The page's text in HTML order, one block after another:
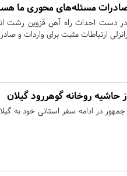
مسئله‌های محوری ما
در دست احداث راه آهن قزوین رشت
ارتباطات مثبت برای واردات و
حاشیه روخانه گوهررود گیلان
در ادامه سفر استانی خود به